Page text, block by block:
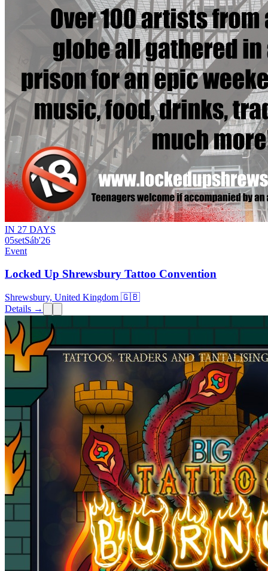
IN 27 DAYS
05setSáb'26
Event
Locked Up Shrewsbury Tattoo Convention
Shrewsbury, United Kingdom 🇬🇧
Details →